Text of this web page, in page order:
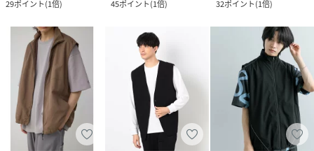
29ポイント(1倍)
45ポイント(1倍)
32ポイント(1倍)